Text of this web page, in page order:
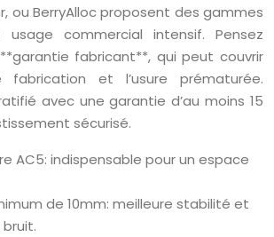
ou BerryAlloc proposent des gammes
commercial intensif. Pensez
fabricant**, qui peut couvrir
et l’usure prématurée.
avec une garantie d’au moins 15
sécurisé.
AC5: indispensable pour un espace
de 10mm: meilleure stabilité et